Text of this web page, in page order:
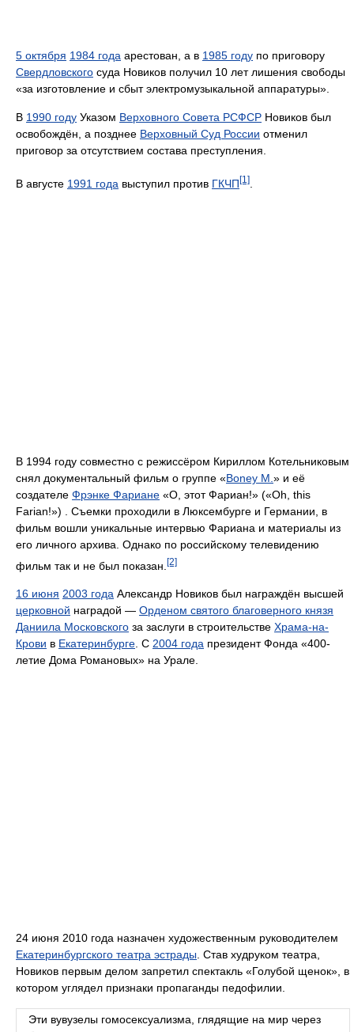
5 октября 1984 года арестован, а в 1985 году по приговору
Свердловского суда Новиков получил 10 лет лишения свободы
«за изготовление и сбыт электромузыкальной аппаратуры».
В 1990 году Указом Верховного Совета РСФСР Новиков был
освобождён, а позднее Верховный Суд России отменил
приговор за отсутствием состава преступления.
В августе 1991 года выступил против ГКЧП[1]
В 1994 году совместно с режиссёром Кириллом Котельниковым
снял документальный фильм о группе «Boney M. » и её
создателе Фрэнке Фариане «О, этот Фариан!» («Oh, this
Farian!») . Съемки проходили в Люксембурге и Германии, в
фильм вошли уникальные интервью Фариана и материалы из
его личного архива. Однако по российскому телевидению
фильм так и не был показан. [2]
16 июня 2003 года Александр Новиков был награждён высшей
церковной наградой — Орденом святого благоверного князя
Даниила Московского за заслуги в строительстве Храма-на-
Крови в Екатеринбурге. С 2004 года президент Фонда «400-
летие Дома Романовых» на Урале.
24 июня 2010 года назначен художественным руководителем
Екатеринбургского театра эстрады. Став худруком театра,
Новиков первым делом запретил спектакль «Голубой щенок», в
котором углядел признаки пропаганды педофилии.
Эти вувузелы гомосексуализма, глядящие на мир через